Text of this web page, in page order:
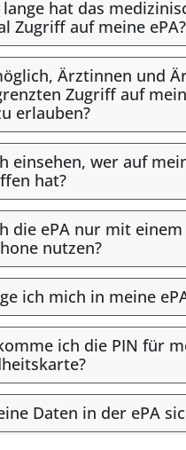
lange hat das
Zugriff auf meine ePA?
Ärztinnen und
Zugriff auf
erlauben?
einsehen, wer auf
hat?
die ePA nur mit einem
nutzen?
ich mich in meine
ich die PIN für
Daten in der ePA